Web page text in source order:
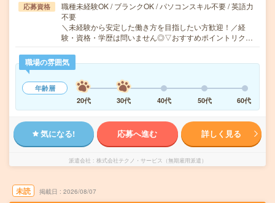
応募資格
職種未経験OK / ブランクOK / パソコンスキル不要 / 英語力
不要
＼未経験から安定した働き方を目指したい方歓迎！／経
験・資格・学歴は問いません◎▽おすすめポイントリク…
職場の雰囲気
年齢層
20代
30代 40代 50代 60代
気になる! 応募へ進む 詳しく見る
派遣会社 株式会社テクノ・サービス（無期雇用派遣）
未読 掲載日 2026/08/07